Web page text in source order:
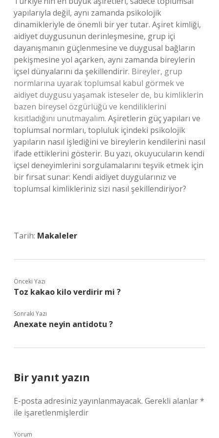
yapılarıyla değil, aynı zamanda psikolojik
dinamikleriyle de önemli bir yer tutar. Aşiret kimliği,
aidiyet duygusunun derinleşmesine, grup içi
dayanışmanın güçlenmesine ve duygusal bağların
pekişmesine yol açarken, aynı zamanda bireylerin
içsel dünyalarını da şekillendirir. Bireyler, grup
normlarına uyarak toplumsal kabul görmek ve
aidiyet duygusu yaşamak isteseler de, bu kimliklerin
bazen bireysel özgürlüğü ve kendiliklerini
kısıtladığını unutmayalım. Aşiretlerin güç yapıları ve
toplumsal normları, topluluk içindeki psikolojik
yapıların nasıl işlediğini ve bireylerin kendilerini nasıl
ifade ettiklerini gösterir. Bu yazı, okuyucuların kendi
içsel deneyimlerini sorgulamalarını teşvik etmek için
bir fırsat sunar: Kendi aidiyet duygularınız ve
toplumsal kimlikleriniz sizi nasıl şekillendiriyor?
Tarih: Makaleler
Önceki Yazı
Toz kakao kilo verdirir mi ?
Sonraki Yazı
Anexate neyin antidotu ?
Bir yanıt yazın
E-posta adresiniz yayınlanmayacak. Gerekli alanlar*
ile işaretlenmişlerdir
Yorum